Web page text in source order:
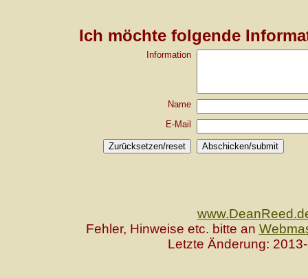
Ich möchte folgende
Information
Name
E-Mail
Fehler, Hinweise etc. bitte an
Letzte Änderung: